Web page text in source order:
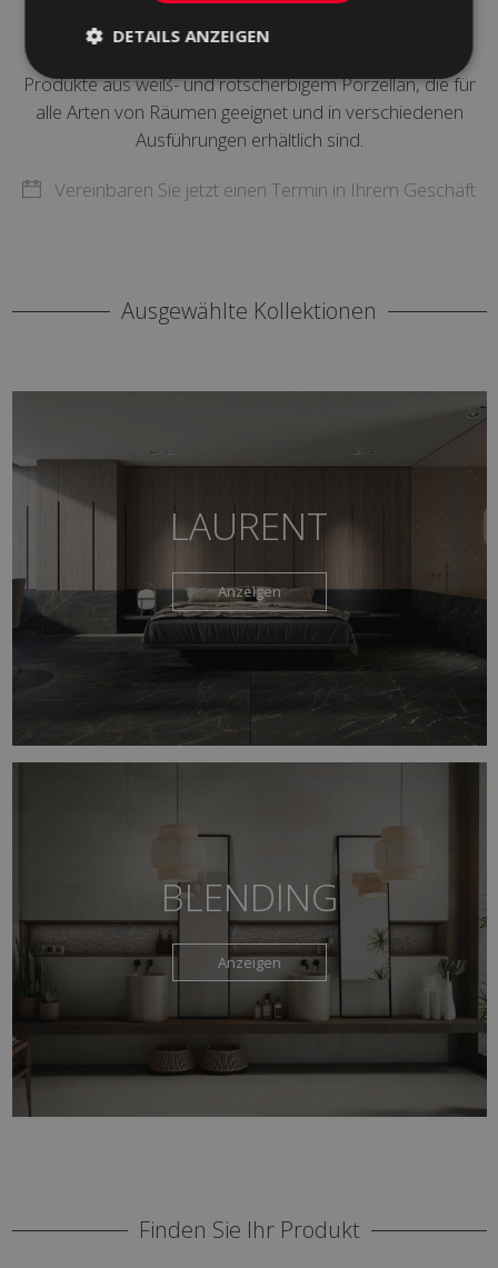
Wir bei Saloni sind seit 50 Jahren Keramikhersteller und
Produkte aus weiß- und rotscherbigem Porzellan, die für
alle Arten von Räumen geeignet und in verschiedenen
Ausführungen erhältlich sind.
Vereinbaren Sie jetzt einen Termin in Ihrem Geschäft
Ausgewählte Kollektionen
LAURENT
Anzeigen
BLENDING
Anzeigen
Finden Sie Ihr Produkt
DETAILS ANZEIGEN